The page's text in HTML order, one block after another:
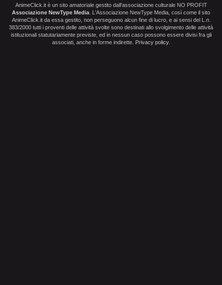
AnimeClick.it è un sito amatoriale gestito dall'associazione culturale NO PROFIT
Associazione NewType Media . L'Associazione NewType Media, così come il sito
AnimeClick.it da essa gestito, non perseguono alcun fine di lucro, e ai sensi del L.n.
383/2000 tutti i proventi delle attività svolte sono destinati allo svolgimento delle attività
istituzionali statutariamente previste, ed in nessun caso possono essere divisi fra gli
associati, anche in forme indirette. Privacy policy.